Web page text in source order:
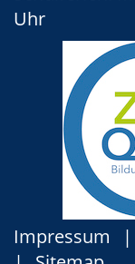
Uhr
Impressum